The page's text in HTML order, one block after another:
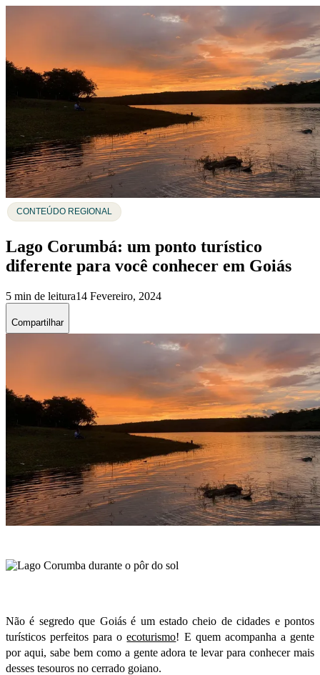
CONTEÚDO REGIONAL
Lago Corumbá: um ponto turístico
diferente para você conhecer em Goiás
5 min de leitura14 Fevereiro, 2024
Compartilhar
Não é segredo que Goiás é um estado cheio de cidades e pontos
turísticos perfeitos para oecoturismo! E quem acompanha a gente
por aqui, sabe bem como a gente adora te levar para conhecer mais
desses tesouros no cerrado goiano.